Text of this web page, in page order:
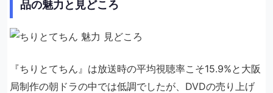
品の魅力と見どころ
『ちりとてちん』は放送時の平均視聴率こそ15.9%と大阪
局制作の朝ドラの中では低調でしたが、DVDの売り上げ